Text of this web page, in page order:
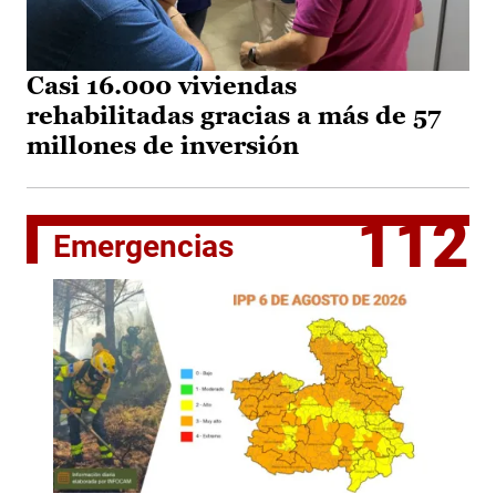
Casi 16.000 viviendas
rehabilitadas gracias a más de 57
millones de inversión
Emergencias 112